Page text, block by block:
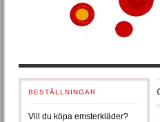
BESTÄLLNINGAR
Vill du köpa emsterkläder?